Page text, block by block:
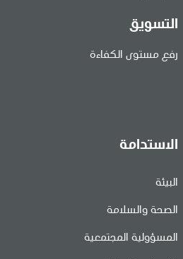
التسويق
رفع مستوى الكفاءة
الاستدامة
البيئة
الصحة والسلامة
المسؤولية المجتمعية